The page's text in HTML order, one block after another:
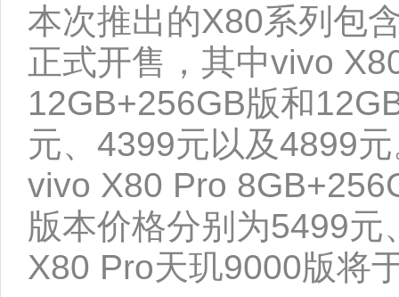
本次推出的X80系列包
正式开售，其中vivo
12GB+256GB版和
元、4399元以及4899
vivo X80 Pro
版本价格分别为5499
X80 Pro天玑9000版将